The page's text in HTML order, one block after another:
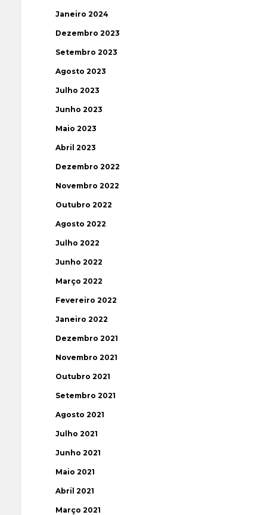
Janeiro 2024
Dezembro 2023
Setembro 2023
Agosto 2023
Julho 2023
Junho 2023
Maio 2023
Abril 2023
Dezembro 2022
Novembro 2022
Outubro 2022
Agosto 2022
Julho 2022
Junho 2022
Março 2022
Fevereiro 2022
Janeiro 2022
Dezembro 2021
Novembro 2021
Outubro 2021
Setembro 2021
Agosto 2021
Julho 2021
Junho 2021
Maio 2021
Abril 2021
Março 2021